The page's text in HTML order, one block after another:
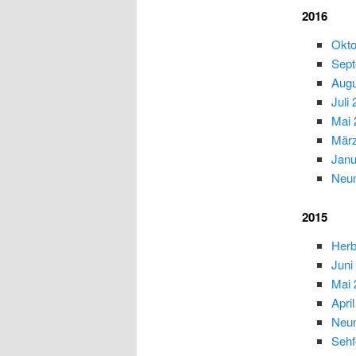
2016
Juli
Mai
2015
Juni
Mai